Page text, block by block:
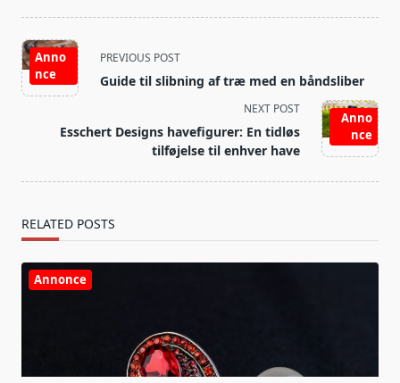
<span
class="nav-
subtitle
reader-
Anno
nce
PREVIOUS POST
Guide til slibning af træ med en båndsliber
Anno
nce
NEXT POST
Esschert Designs havefigurer: En tidløs
tilføjelse til enhver have
RELATED POSTS
Annonce